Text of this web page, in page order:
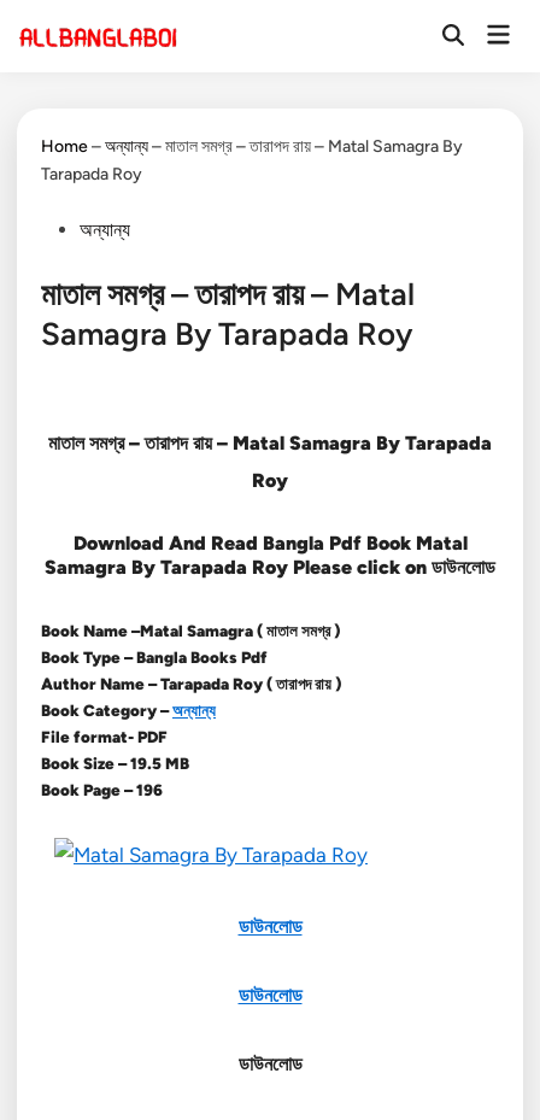
OpenMain
Home–অন্যান্য–মাতাল সমগ্র – তারাপদ রায় – Matal Samagra By
Tarapada Roy
Postedঅন্যান্য
মাতাল সমগ্র – তারাপদ রায় – Matal
Samagra By Tarapada Roy
মাতাল সমগ্র – তারাপদ রায় – Matal Samagra By Tarapada
Roy
Download And Read Bangla Pdf Book Matal
Samagra By Tarapada Roy Please click on ডাউনলোড
Book Name –Matal Samagra ( মাতাল সমগ্র )
Book Type – Bangla Books Pdf
Author Name – Tarapada Roy ( তারাপদ রায় )
Book Category –অন্যান্য
File format- PDF
Book Size – 19.5 MB
Book Page – 196
ডাউনলোড
ডাউনলোড
ডাউনলোড